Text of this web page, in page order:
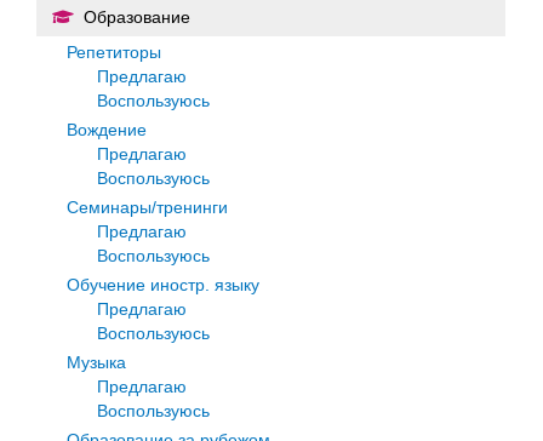
Образование
Репетиторы
Предлагаю
Воспользуюсь
Вождение
Предлагаю
Воспользуюсь
Семинары/тренинги
Предлагаю
Воспользуюсь
Обучение иностр. языку
Предлагаю
Воспользуюсь
Музыка
Предлагаю
Воспользуюсь